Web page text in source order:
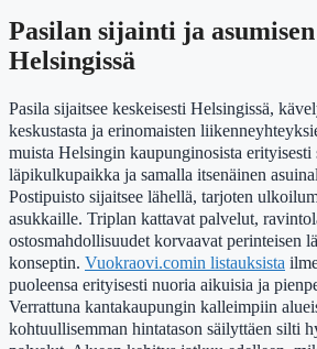
Pasilan sijainti ja
Helsingissä
Pasila sijaitsee keskeisesti Helsingissä,
keskustasta ja erinomaisten
muista Helsingin kaupunginosista erityisesti
läpikulkupaikka ja samalla itsenäinen
Postipuisto sijaitsee lähellä, tarjoten
asukkaille. Triplan kattavat palvelut,
ostosmahdollisuudet korvaavat perinteisen
konseptin. Vuokraovi.comin listauksista
puoleensa erityisesti nuoria aikuisia ja
Verrattuna kantakaupungin kalleimpiin
kohtuullisemman hintatason säilyttäen silti